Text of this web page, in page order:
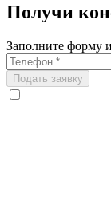
Получи
Заполните форму
Подать заявку